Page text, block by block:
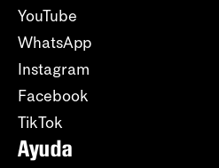
YouTube
WhatsApp
Instagram
Facebook
TikTok
Ayuda